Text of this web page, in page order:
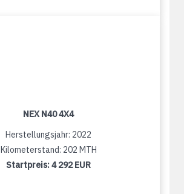
NEX N40 4X4
Herstellungsjahr: 2022
Kilometerstand: 202 MTH
Startpreis:4 292 EUR